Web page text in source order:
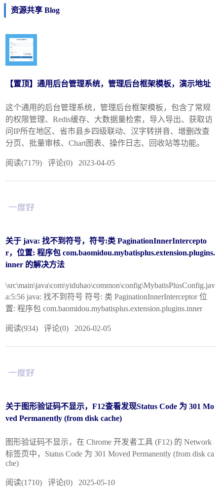
资源共享 Blog
【置顶】通用后台管理系统，管理后台框架模板，演示地址
这个通用的后台管理系统，管理后台框架模板，包含了常规
的权限管理、Redis缓存、大数据量检索，导入导出、获取访
问IP所在地区、省市县乡四级联动、汉字转拼音、增删改查
分页、批量审核、Chart图表、操作日志、回收站等功能。
阅读(7179) 评论(0) 2023-04-05
关于 java: 找不到符号，符号:类 PaginationInnerIntercepto
r，位置: 程序包 com.baomidou.mybatisplus.extension.plugins.
inner 的解决方法
\src\main\java\com\yiduhao\common\config\MybatisPlusConfig.jav
a:5:56 java: 找不到符号 符号: 类 PaginationInnerInterceptor 位
置: 程序包 com.baomidou.mybatisplus.extension.plugins.inner
阅读(934) 评论(0) 2026-02-05
关于图形验证码不显示，F12查看发现Status Code 为 301 Mo
ved Permanently (from disk cache)
图形验证码不显示，在 Chrome 开发者工具 (F12) 的 Network
标签页中，Status Code 为 301 Moved Permanently (from disk ca
che)
阅读(1710) 评论(0) 2025-05-10